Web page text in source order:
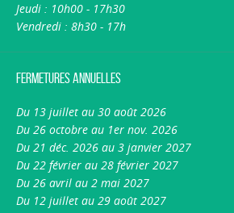
Jeudi : 10h00 - 17h30
Vendredi : 8h30 - 17h
Fermetures annuelles
Du 13 juillet au 30 août 2026
Du 26 octobre au 1er nov. 2026
Du 21 déc. 2026 au 3 janvier 2027
Du 22 février au 28 février 2027
Du 26 avril au 2 mai 2027
Du 12 juillet au 29 août 2027